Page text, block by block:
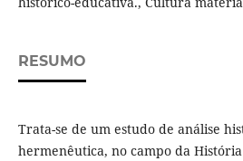
RESUMO
Trata-se de um estudo de análise
hermenêutica, no campo da